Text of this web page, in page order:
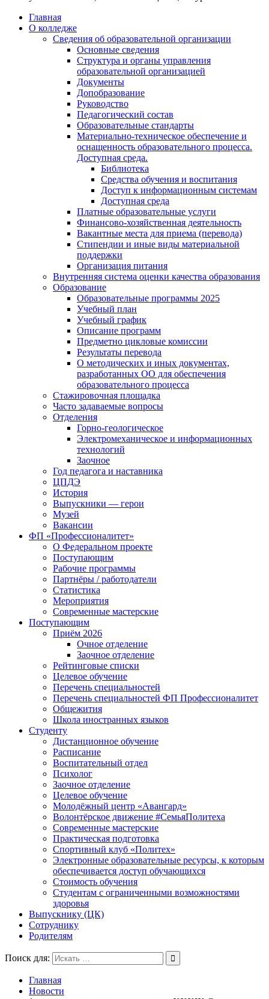
Главная
О колледже
Сведения об образовательной организации
Основные сведения
Структура и органы управления
образовательной организацией
Документы
Допобразование
Руководство
Педагогический состав
Образовательные стандарты
Материально-техническое обеспечение и
оснащенность образовательного процесса.
Доступная среда.
Библиотека
Средства обучения и воспитания
Доступ к информационным системам
Доступная среда
Платные образовательные услуги
Финансово-хозяйственная деятельность
Вакантные места для приема (перевода)
Стипендии и иные виды материальной
поддержки
Организация питания
Внутренняя система оценки качества образования
Образование
Образовательные программы 2025
Учебный план
Учебный график
Описание программ
Предметно цикловые комиссии
Результаты перевода
О методических и иных документах,
разработанных ОО для обеспечения
образовательного процесса
Стажировочная площадка
Часто задаваемые вопросы
Отделения
Горно-геологическое
Электромеханическое и информационных
технологий
Заочное
Год педагога и наставника
ЦПДЭ
История
Выпускники — герои
Музей
Вакансии
ФП «Профессионалитет»
О Федеральном проекте
Поступающим
Рабочие программы
Партнёры / работодатели
Статистика
Мероприятия
Современные мастерские
Поступающим
Приём 2026
Очное отделение
Заочное отделение
Рейтинговые списки
Целевое обучение
Перечень специальностей
Перечень специальностей ФП Профессионалитет
Общежития
Школа иностранных языков
Студенту
Дистанционное обучение
Расписание
Воспитательный отдел
Психолог
Заочное отделение
Целевое обучение
Молодёжный центр «Авангард»
Волонтёрское движение #СемьяПолитеха
Современные мастерские
Практическая подготовка
Спортивный клуб «Политех»
Электронные образовательные ресурсы, к которым
обеспечивается доступ обучающихся
Стоимость обучения
Студентам с ограниченными возможностями
здоровья
Выпускнику (ЦК)
Сотруднику
Родителям
Поиск для:
Главная
Новости